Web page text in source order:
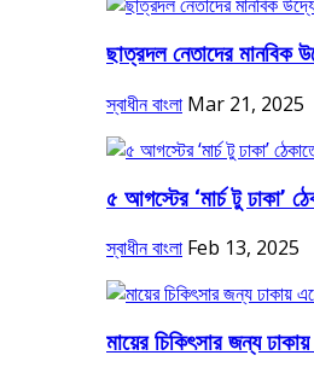
ছাত্রদল নেতাদের মানবিক
স্বাধীন বাংলা Mar 21, 2025
৫ আগস্টের ‘মার্চ টু ঢাকা’
স্বাধীন বাংলা Feb 13, 2025
মায়ের চিকিৎসার জন্য